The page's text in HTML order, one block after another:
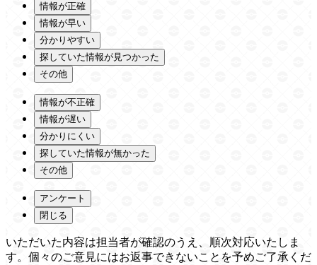
情報が正確
情報が早い
分かりやすい
探していた情報が見つかった
その他
情報が不正確
情報が遅い
分かりにくい
探していた情報が無かった
その他
アンケート
閉じる
いただいた内容は担当者が確認のうえ、順次対応いたしま
す。個々のご意見にはお返事できないことを予めご了承くだ